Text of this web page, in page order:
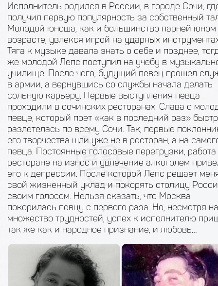
Исполнитель родился в России, в городе Сочи,
получил первую популярность за собственный
Молодой юноша, как и большинство парней юном
возрасте, увлекся игрой на ударных
Тяга к музыке давала знать о себе и позднее,
же молодой Лепс поступил на учебу в
училище. После чего, будущий певец прошел
в армии, а вернувшись со службы начала делать
сольную карьеру. Первые выступления певца
проходили в сочинских ресторанах. Слава о
певце, который поет «как в последний раз»
разлетелась по всему Сочи. Так, первые
его творчества шли уже не в ресторан, а на
певца. Постоянные голосовые перегрузки,
ресторане на износ и увлечение алкоголем
его к депрессии. После которой Лепс решает
свой жизненный уклад и покорять столицу
своим голосом. Нельзя сказать, что Москва
покорилась певцу с первого раза. Но, несмотря на
множество трудностей, успех к исполнителю
так же как и народное признание, и любовь…